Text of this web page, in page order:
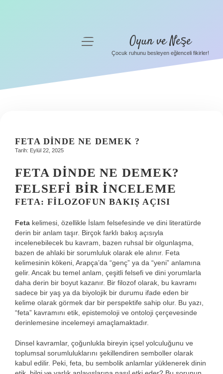
Gizlilik Politikası
menüyü
aç
Oyun ve Neşe
Çocuk ruhunu besleyen eğlenceli fikirler!
FETA DINDE NE DEMEK ?
Tarih: Eylül 22, 2025
FETA DINDE NE DEMEK?
FELSEFI BIR İNCELEME
FETA: FILOZOFUN BAKIŞ AÇISI
Feta kelimesi, özellikle İslam felsefesinde ve dini literatürde
derin bir anlam taşır. Birçok farklı bakış açısıyla
incelenebilecek bu kavram, bazen ruhsal bir olgunlaşma,
bazen de ahlaki bir sorumluluk olarak ele alınır. Feta
kelimesinin kökeni, Arapça’da “genç” ya da “yeni” anlamına
gelir. Ancak bu temel anlam, çeşitli felsefi ve dini yorumlarla
daha derin bir boyut kazanır. Bir filozof olarak, bu kavramı
sadece bir yaş ya da biyolojik bir durumu ifade eden bir
kelime olarak görmek dar bir perspektife sahip olur. Bu yazı,
“feta” kavramını etik, epistemoloji ve ontoloji çerçevesinde
derinlemesine incelemeyi amaçlamaktadır.
Dinsel kavramlar, çoğunlukla bireyin içsel yolculuğunu ve
toplumsal sorumluluklarını şekillendiren semboller olarak
kabul edilir. Peki, feta, bu sembolik anlamlar yüklenerek dinin